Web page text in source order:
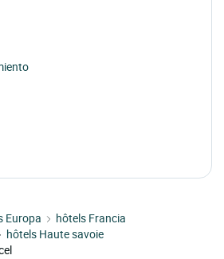
Europa
hôtels Francia
hôtels Haute savoie